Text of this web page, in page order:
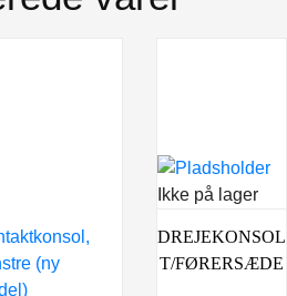
Ikke på lager
DREJEKONSOL
T/FØRERSÆDE